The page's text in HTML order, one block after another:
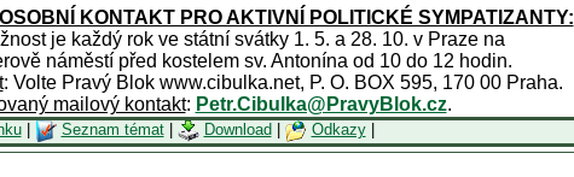
KONTAKT PRO AKTIVNÍ POLITICKÉ SYMPATIZANTY:
je každý rok ve státní svátky 1. 5. a 28. 10. v Praze na
náměstí před kostelem sv. Antonína od 10 do 12 hodin.
: Volte Pravý Blok www.cibulka.net, P. O. BOX 595, 170 00 Praha.
mailový kontakt: Petr.Cibulka@PravyBlok.cz.
| Seznam témat| Download Odkazy|